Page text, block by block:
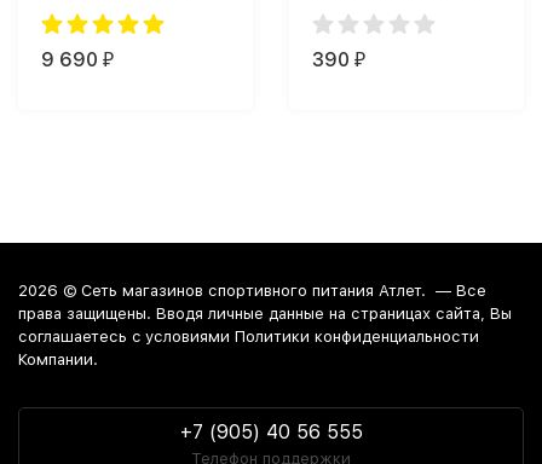
(2000 г)
9 690 ₽
(100 г)
390 ₽
2026 © Сеть магазинов спортивного питания Атлет. — Все
права защищены. Вводя личные данные на страницах сайта, Вы
соглашаетесь c условиями Политики конфиденциальности
Компании.
+7 (905) 40 56 555
Телефон поддержки